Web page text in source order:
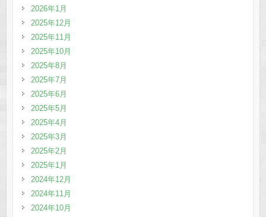
2026年1月
2025年12月
2025年11月
2025年10月
2025年8月
2025年7月
2025年6月
2025年5月
2025年4月
2025年3月
2025年2月
2025年1月
2024年12月
2024年11月
2024年10月